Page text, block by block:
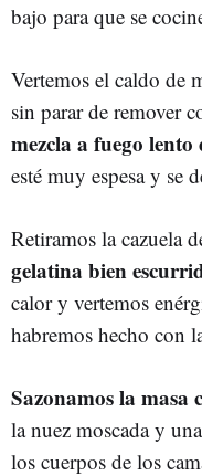
bajo para que se
Vertemos el caldo de
sin parar de remover
mezcla a fuego
esté muy espesa y se
Retiramos la cazuela
gelatina bien
calor y vertemos
habremos hecho con
Sazonamos la masa
la nuez moscada y
los cuerpos de los